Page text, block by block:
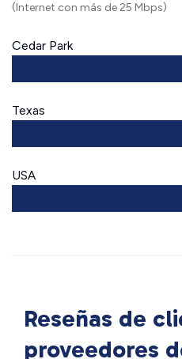
(Internet con más de 25 Mbps)
Cedar Park
Texas
USA
Reseñas de
proveedores